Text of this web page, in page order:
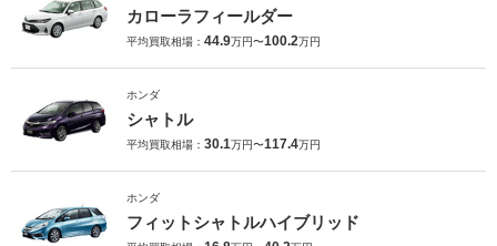
カローラフィールダー
平均買取相場： 44.9万円〜100.2万円
ホンダ
シャトル
平均買取相場： 30.1万円〜117.4万円
ホンダ
フィットシャトルハイブリッド